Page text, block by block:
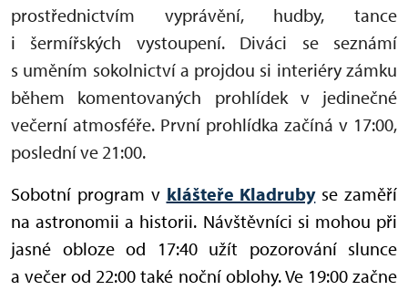
prostřednictvím vyprávění, hudby, tance
i šermířských vystoupení. Diváci se seznámí
s uměním sokolnictví a projdou si interiéry zámku
během komentovaných prohlídek v jedinečné
večerní atmosféře. První prohlídka začíná v 17:00,
poslední ve 21:00.
Sobotní program v klášteře Kladrubyse zaměří
na astronomii a historii. Návštěvníci si mohou při
jasné obloze od 17:40 užít pozorování slunce
a večer od 22:00 také noční oblohy. Ve 19:00 začne